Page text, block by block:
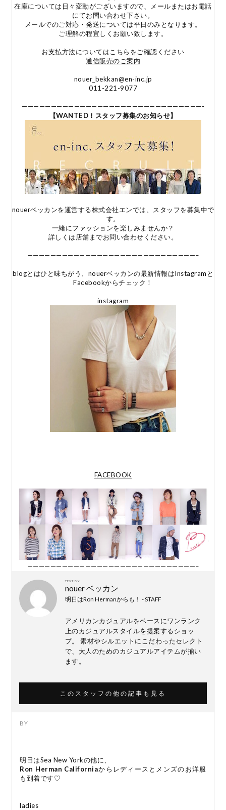
在庫については日々変動がございますので、メールまたはお電話
にてお問い合わせ下さい。
メールでのご対応・発送については平日のみとなります。
ご理解の程宜しくお願い致します。
お支払方法についてはこちらをご確認ください
通信販売のご案内
nouer_bekkan@en-inc.jp
011-221-9077
———————————————————————————————-
【WANTED！スタッフ募集のお知らせ】
nouerベッカンを運営する株式会社エンでは、スタッフを募集中で
す。
一緒にファッションを楽しみませんか？
詳しくは店舗までお問い合わせください。
—————————————————————————————–
blogとはひと味ちがう、nouerベッカンの最新情報はInstagramと
Facebookからチェック！
instagram
FACEBOOK
—————————————————————————————–
TEXT BY
nouer ベッカン
明日はRon Hermanからも！ - STAFF
アメリカンカジュアルをベースにワンランク
上のカジュアルスタイルを提案するショッ
プ。 素材やシルエットにこだわったセレクト
で、大人のためのカジュアルアイテムが揃い
ます。
このスタッフの他の記事も見る
明日はSea New Yorkの他に、
Ron Herman Californiaからレディースとメンズのお洋服
も到着です♡
ladies